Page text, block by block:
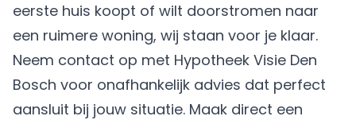
eerste huis koopt of wilt doorstromen naar
een ruimere woning, wij staan voor je klaar.
Neem contact op met Hypotheek Visie Den
Bosch voor onafhankelijk advies dat perfect
aansluit bij jouw situatie. Maak direct een